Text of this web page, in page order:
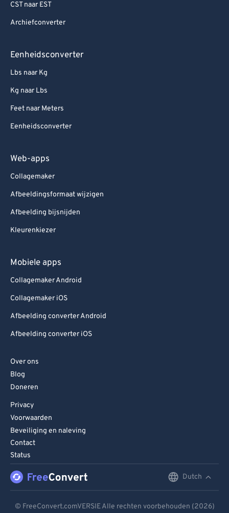
CST naar EST
Archiefconverter
Eenheidsconverter
Lbs naar Kg
Kg naar Lbs
Feet naar Meters
Eenheidsconverter
Web-apps
Collagemaker
Afbeeldingsformaat wijzigen
Afbeelding bijsnijden
Kleurenkiezer
Mobiele apps
Collagemaker Android
Collagemaker iOS
Afbeelding converter Android
Afbeelding converter iOS
Over ons
Blog
Doneren
Privacy
Voorwaarden
Beveiliging en naleving
Contact
Status
Dutch
© FreeConvert.comVERSIE Alle rechten voorbehouden (2026)